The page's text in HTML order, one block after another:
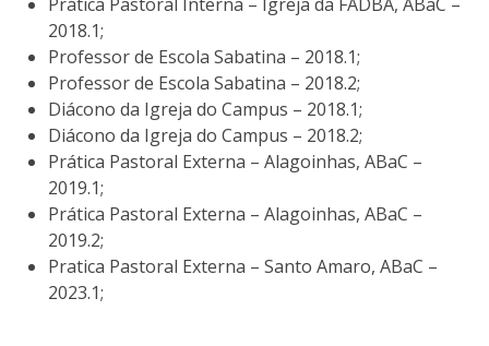
2018.1;
Professor de Escola Sabatina – 2018.1;
Professor de Escola Sabatina – 2018.2;
Diácono da Igreja do Campus – 2018.1;
Diácono da Igreja do Campus – 2018.2;
Prática Pastoral Externa – Alagoinhas, ABaC –
2019.1;
Prática Pastoral Externa – Alagoinhas, ABaC –
2019.2;
Pratica Pastoral Externa – Santo Amaro, ABaC –
2023.1;